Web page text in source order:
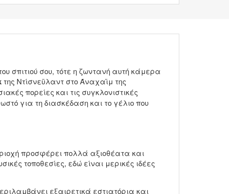
σπιτιού σου, τότε η ζωντανή αυτή κάμερα
της Ντίσνεϋλαντ στο Άναχαϊμ της
πορείες και τις συγκλονιστικές
για τη διασκέδαση και το γέλιο που
προσφέρει πολλά αξιοθέατα και
τοποθεσίες, εδώ είναι μερικές ιδέες
εξαιρετικά εστιατόρια και